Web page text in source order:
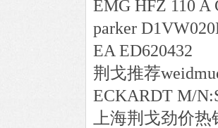
EMG HFZ 110 A
parker
EA ED620432
荆戈推荐
ECKARDT M/
上海荆戈劲价热